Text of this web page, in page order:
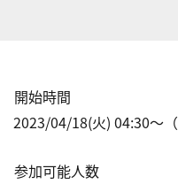
開始時間
2023/04/18(火) 04:30〜（
参加可能人数